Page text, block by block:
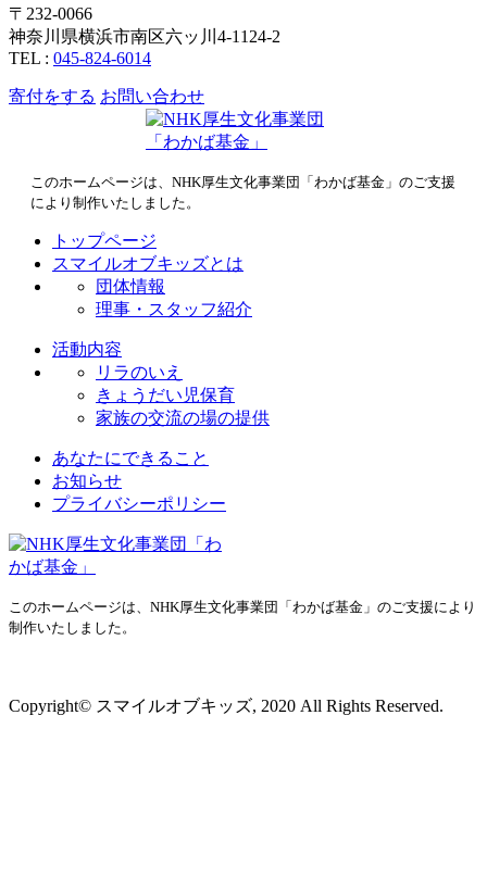
〒232-0066
神奈川県横浜市南区六ッ川4-1124-2
TEL : 045-824-6014
寄付をする お問い合わせ
このホームページは、NHK厚生文化事業団「わかば基金」のご支援
により制作いたしました。
トップページ
スマイルオブキッズとは
団体情報
理事・スタッフ紹介
活動内容
リラのいえ
きょうだい児保育
家族の交流の場の提供
あなたにできること
お知らせ
プライバシーポリシー
このホームページは、NHK厚生文化事業団「わかば基金」のご支援により
制作いたしました。
Copyright© スマイルオブキッズ, 2020 All Rights Reserved.